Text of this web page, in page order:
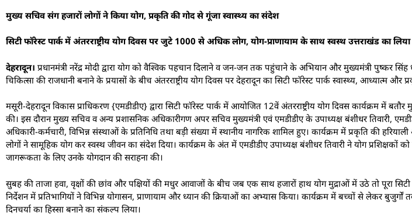
मुख्य सचिव संग हजारों लोगों ने किया योग, प्रकृति की गोद से गूंजा स्वास्थ्य का संदेश
सिटी फॉरेस्ट पार्क में अंतरराष्ट्रीय योग दिवस पर जुटे 1000 से अधिक लोग, योग-प्राणायाम के साथ स्वस्थ उत्तराखंड का
देहरादून। प्रधानमंत्री नरेंद्र मोदी द्वारा योग को वैश्विक पहचान दिलाने व जन-जन तक पहुंचाने के अभियान और मुख्यमंत्री पुष्कर सिंह
चिकित्सा की राजधानी बनाने के प्रयासों के बीच अंतरराष्ट्रीय योग दिवस पर देहरादून का सिटी फॉरेस्ट पार्क स्वास्थ्य, आध्यात्म और
मसूरी-देहरादून विकास प्राधिकरण {एमडीडीए} द्वारा सिटी फॉरेस्ट पार्क में आयोजित 12वें अंतरराष्ट्रीय योग दिवस कार्यक्रम में
की। इस दौरान मुख्य सचिव व अन्य प्रशासनिक अधिकारीगण अपर सचिव मुख्यमंत्री एवं एमडीडीए के उपाध्यक्ष बंशीधर तिवारी,
अधिकारी-कर्मचारी, विभिन्न संस्थाओं के प्रतिनिधि तथा बड़ी संख्या में स्थानीय नागरिक शामिल हुए। कार्यक्रम में प्रकृति की
लोगों ने सामूहिक योग कर स्वस्थ जीवन का संदेश दिया। कार्यक्रम के अंत में एमडीडीए उपाध्यक्ष बंशीधर तिवारी ने योग प्रशिक्षकों को
जागरूकता के लिए उनके योगदान की सराहना की।
सुबह की ताजा हवा, वृक्षों की छांव और पक्षियों की मधुर आवाजों के बीच जब एक साथ हजारों हाथ योग मुद्राओं में उठे तो पूरा सिटी
निर्देशन में प्रतिभागियों ने विभिन्न योगासन, प्राणायाम और ध्यान की क्रियाओं का अभ्यास किया। कार्यक्रम में बच्चों से लेकर
दिनचर्या का हिस्सा बनाने का संकल्प लिया।